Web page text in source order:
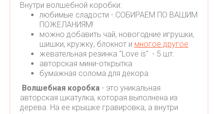
Внутри волшебной коробки:
любимые сладости - СОБИРАЕМ ПО ВАШИМ
ПОЖЕЛАНИЯМ!
можно добавить чай, новогодние игрушки,
шишки, кружку, блокнот и многое другое
жевательная резинка "Love is" - 5 шт.
авторская мини-открытка
бумажная солома для декора
Волшебная коробка - это уникальная
авторская шкатулка, которая выполнена из
дерева. На ее крышке гравировка, а внутри